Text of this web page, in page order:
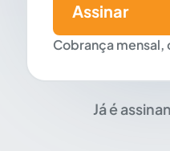
Cobrança
Assinar
Já é